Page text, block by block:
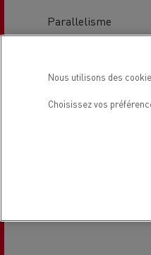
Parallelisme
Localisation
Nous utilisons des
Choisissez vos